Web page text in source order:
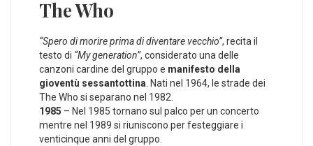
The Who
“Spero di morire prima di diventare vecchio”, recita il
testo di “My generation”, considerato una delle
canzoni cardine del gruppo e manifesto della
gioventù sessantottina . Nati nel 1964, le strade dei
The Who si separano nel 1982.
1985 – Nel 1985 tornano sul palco per un concerto
mentre nel 1989 si riuniscono per festeggiare i
venticinque anni del gruppo.